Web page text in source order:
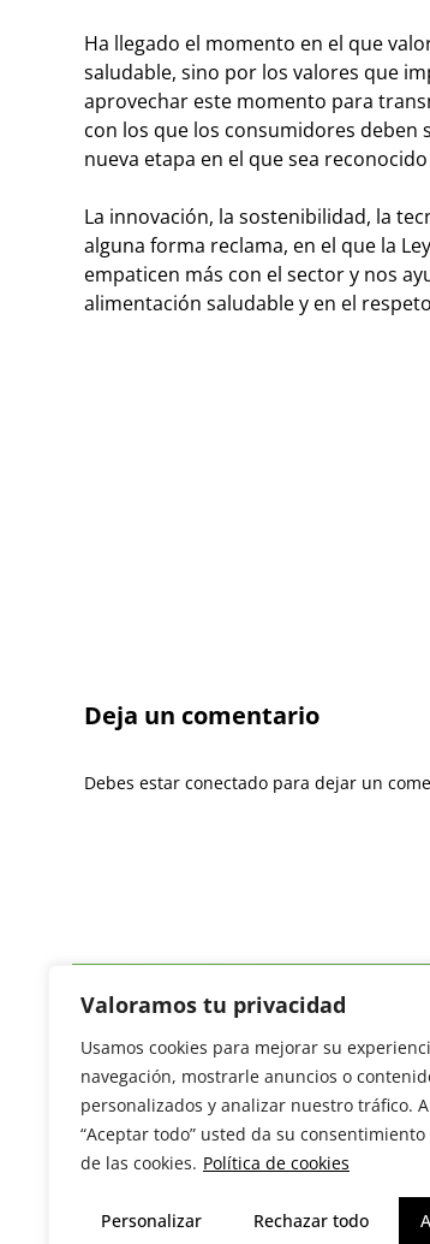
Valoramos tu privacidad
Usamos cookies para mejorar su
navegación, mostrarle anuncios o
personalizados y analizar nuestro tráfico.
“Aceptar todo” usted da su
de las cookies. Política de cookies
Personalizar Rechazar todo
Ha llegado el momento en el que
saludable, sino por los valores que
aprovechar este momento para
con los que los consumidores deben
nueva etapa en el que sea
La innovación, la sostenibilidad, la
alguna forma reclama, en el que la
empaticen más con el sector y nos
alimentación saludable y en el
Deja un comentario
Debes estar conectado para dejar un
Revista del Sector Hortofrutícola
C/ Presidente Cárdenas nº 10.
41013 Sevilla. ESPAÑA
Tel: (+34) 954 25 88 51
redaccion@revistamercados.com